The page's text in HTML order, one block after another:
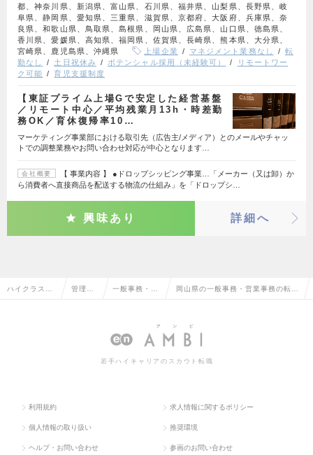
都、神奈川県、新潟県、富山県、石川県、福井県、山梨県、長野県、岐
阜県、静岡県、愛知県、三重県、滋賀県、京都府、大阪府、兵庫県、奈
良県、和歌山県、鳥取県、島根県、岡山県、広島県、山口県、徳島県、
香川県、愛媛県、高知県、福岡県、佐賀県、長崎県、熊本県、大分県、
宮崎県、鹿児島県、沖縄県
上場企業 マネジメント業務なし
転
勤なし
土日祝休み ポテンシャル採用（未経験可）
リモートワー
ク可能
育児支援制度
【東証プライム上場Gで安定した経営基盤
／リモート中心／平均残業月13h・時差勤
務OK／育休復帰率10…
マーケティング事業部における取引先（広告主/メディア）とのメールやチャッ
トでの調整業務やお問い合わせ対応が中心となります…
会社概要
【 事業内容 】 ●ドロップシッピング事業…「メーカー（又は卸）か
ら消費者へ直接商品を配送する物流の仕組み」を「ドロップシ…
興味あり 詳細へ
ハイクラス求 管理部 一般事務・営 岡山県の一般事務・営業事務の転
若手ハイキャリアのスカウト転職
利用規約 求人情報に関するポリシー
個人情報の取り扱い 推奨環境
ヘルプ・お問い合わせ 参画のお問い合わせ